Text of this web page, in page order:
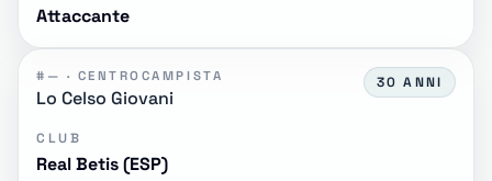
Attaccante
#— · CENTROCAMPISTA
Lo Celso Giovani
30 ANNI
CLUB
Real Betis (ESP)